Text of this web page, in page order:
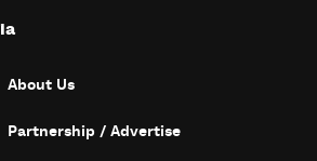
About Us
Partnership / Advertise